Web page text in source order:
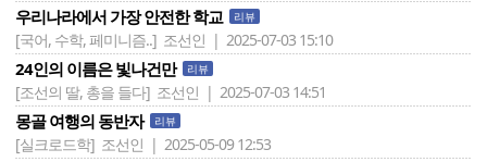
우리나라에서 가장 안전한 학교 리뷰
[국어, 수학, 페미니즘..] 조선인 | 2025-07-03 15:10
24인의 이름은 빛나건만 리뷰
[조선의 딸, 총을 들다] 조선인 | 2025-07-03 14:51
몽골 여행의 동반자 리뷰
[실크로드학] 조선인 | 2025-05-09 12:53